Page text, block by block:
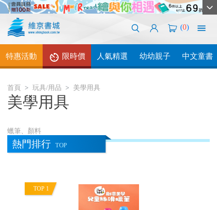
(0)
特惠活動 限時價 人氣精選 幼幼親子 中文童書
首頁 玩具/用品 美學用具
美學用具
蠟筆、顏料
熱門排行 TOP
TOP 1